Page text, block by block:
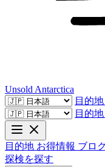
Unsold Antarctica
目的地
目的地
目的地 お得情報 ブロ
探検を探す